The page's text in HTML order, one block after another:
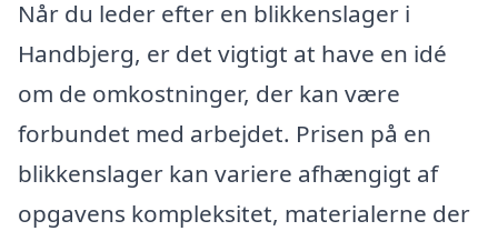
Når du leder efter en blikkenslager i
Handbjerg, er det vigtigt at have en idé
om de omkostninger, der kan være
forbundet med arbejdet. Prisen på en
blikkenslager kan variere afhængigt af
opgavens kompleksitet, materialerne der